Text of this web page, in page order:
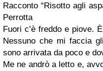
Racconto “Risotto agli
Perrotta
Fuori c’è freddo e piove.
Nessuno che mi faccia
sono arrivata da poco e
Me ne andrò a letto e,